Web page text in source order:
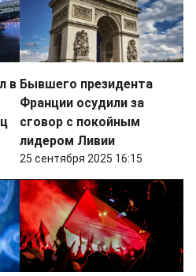
в Бывшего президента
Франции осудили за
сговор с покойным
лидером Ливии
25 сентября 2025 16:15